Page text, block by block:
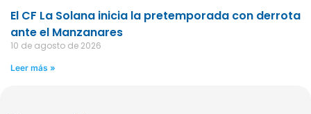
El CF La Solana inicia la pretemporada con derrota
ante el Manzanares
10 de agosto de 2026
Leer más »